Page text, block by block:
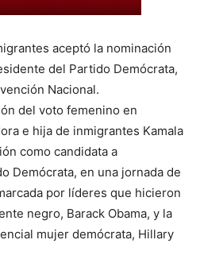
aceptó la nominación
del Partido Demócrata,
Nacional.
del voto femenino en
e hija de inmigrantes Kamala
como candidata a
Demócrata, en una jornada de
por líderes que hicieron
negro, Barack Obama, y la
mujer demócrata, Hillary